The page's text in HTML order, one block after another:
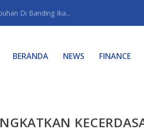
Di Banding Ika...
BERANDA NEWS FINANCE